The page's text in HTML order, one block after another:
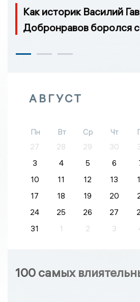
Как историк Василий
Добронравов боролся
АВГУСТ
Пн Вт Ср Чт
27
28 29 30
3
4 5 6
10
11 12 13
17
18 19 20
24
25 26 27
31
1 2 3
100 самых